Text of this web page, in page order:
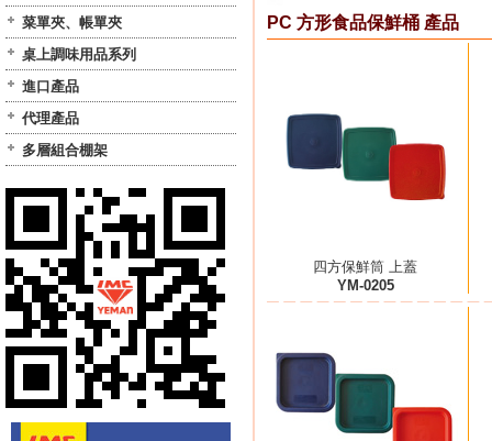
菜單夾、帳單夾
桌上調味用品系列
進口產品
代理產品
多層組合棚架
PC 方形食品保鮮桶 產品
四方保鮮筒 上蓋
YM-0205